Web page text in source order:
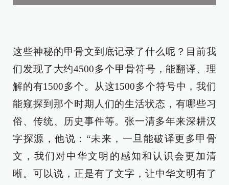
这些神秘的甲骨文到底记录了什么呢？目前我
们发现了大约4500多个甲骨符号，能翻译、理
解的有1500多个。从这1500多个符号中，我们
能窥探到那个时期人们的生活状态，有哪些习
俗、传统、历史事件等。张一清多年来深耕汉
字探源，他说：“未来，一旦能破译更多甲骨
文，我们对中华文明的感知和认识会更加清
晰。可以说，正是有了文字，让中华文明有了